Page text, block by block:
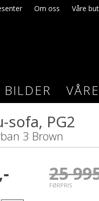
Om oss Våre
BILDER
sofa, PG2
3 Brown
25
FØRPRIS